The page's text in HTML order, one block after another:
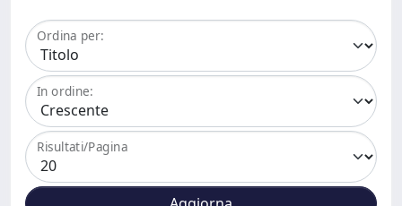
Ordina per:
In ordine:
Risultati/Pagina